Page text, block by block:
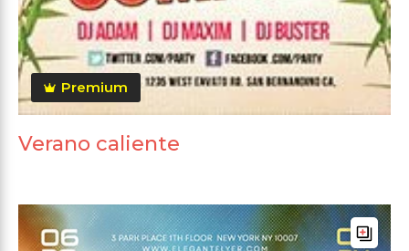
Premium
Verano caliente